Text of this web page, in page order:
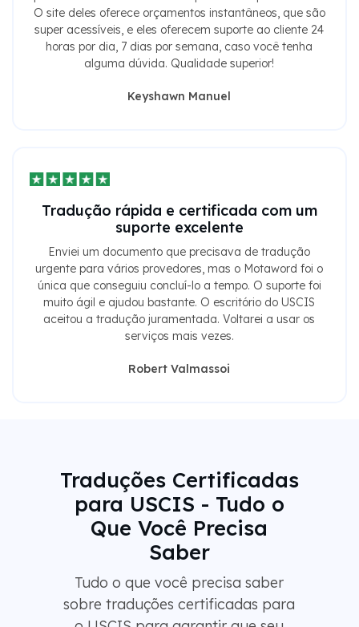
O site deles oferece orçamentos instantâneos, que são
super acessíveis, e eles oferecem suporte ao cliente 24
horas por dia, 7 dias por semana, caso você tenha
alguma dúvida. Qualidade superior!
Keyshawn Manuel
Tradução rápida e certificada com um
suporte excelente
Enviei um documento que precisava de tradução
urgente para vários provedores, mas o Motaword foi o
única que conseguiu concluí-lo a tempo. O suporte foi
muito ágil e ajudou bastante. O escritório do USCIS
aceitou a tradução juramentada. Voltarei a usar os
serviços mais vezes.
Robert Valmassoi
Traduções Certificadas
para USCIS - Tudo o
Que Você Precisa
Saber
Tudo o que você precisa saber
sobre traduções certificadas para